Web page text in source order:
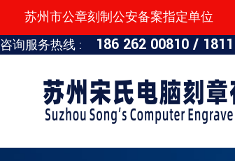
苏州市公章刻制公安备案指定单位
咨询服务热线 : 186 262 00810 /